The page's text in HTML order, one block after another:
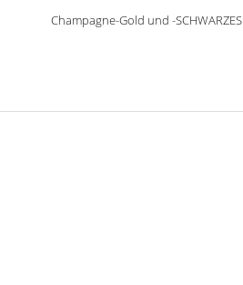
Champagne-Gold und -SCHWARZES